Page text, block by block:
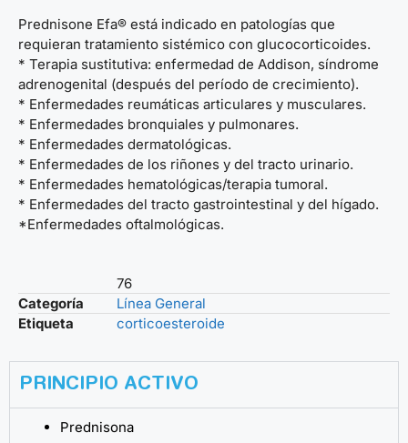
Prednisone Efa® está indicado en patologías que
requieran tratamiento sistémico con glucocorticoides.
* Terapia sustitutiva: enfermedad de Addison, síndrome
adrenogenital (después del período de crecimiento).
* Enfermedades reumáticas articulares y musculares.
* Enfermedades bronquiales y pulmonares.
* Enfermedades dermatológicas.
* Enfermedades de los riñones y del tracto urinario.
* Enfermedades hematológicas/terapia tumoral.
* Enfermedades del tracto gastrointestinal y del hígado.
*Enfermedades oftalmológicas.
76
Categoría
Línea General
Etiqueta
corticoesteroide
PRINCIPIO ACTIVO
Prednisona